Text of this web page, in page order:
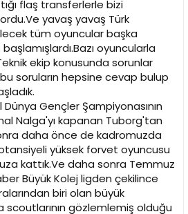
flaş transferlerle bizi
yavaş yavaş Türk
tüm oyuncular başka
oyuncularla
ekip konusunda sorunlar
soruların hepsine cevap bulup
Gençler Şampiyonasının
Nalga'yı kapanan Tuborg'tan
daha önce de kadromuzda
yüksek forvet oyuncusu
kattık.Ve daha sonra Temmuz
Büyük Kolej ligden çekilince
biri olan büyük
gözlemlemiş olduğu